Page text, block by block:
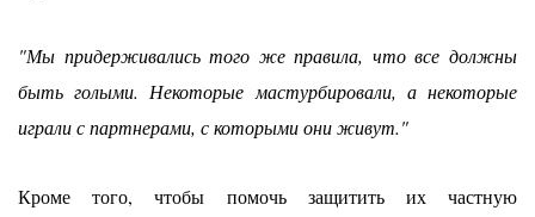
"Мы придерживались того же правила, что все должны
быть голыми. Некоторые мастурбировали, а некоторые
играли с партнерами, с которыми они живут."
Кроме того, чтобы помочь защитить их частную